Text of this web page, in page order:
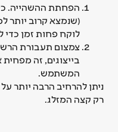
הפחתת ההשהייה.
(שנמצא קרוב
לוקח פחות זמן כדי
צמצום תעבורת
בייצוגים, זה
המשתמש.
ניתן להרחיב הרבה יותר
רק קצה המזלג.